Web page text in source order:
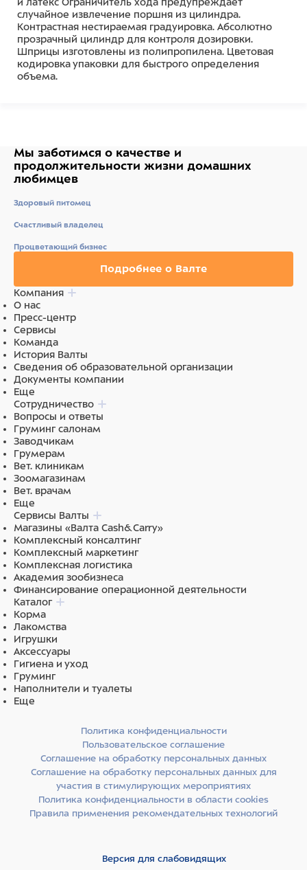
случайное извлечение поршня из цилиндра.
Контрастная нестираемая градуировка. Абсолютно
прозрачный цилиндр для контроля дозировки.
Шприцы изготовлены из полипропилена. Цветовая
кодировка упаковки для быстрого определения
объема.
Мы заботимся о качестве и
продолжительности жизни домашних
любимцев
Здоровый питомец
Счастливый владелец
Процветающий бизнес
Подробнее о Валте
Компания
О нас
Пресс-центр
Сервисы
Команда
История Валты
Сведения об образовательной организации
Документы компании
Еще
Сотрудничество
Вопросы и ответы
Груминг салонам
Заводчикам
Грумерам
Вет. клиникам
Зоомагазинам
Вет. врачам
Еще
Сервисы Валты
Магазины «Валта Cash&Carry»
Комплексный консалтинг
Комплексный маркетинг
Комплексная логистика
Академия зообизнеса
Финансирование операционной деятельности
Каталог
Корма
Лакомства
Игрушки
Аксессуары
Гигиена и уход
Груминг
Наполнители и туалеты
Еще
Политика конфиденциальности
Пользовательское соглашение
Соглашение на обработку персональных данных
Соглашение на обработку персональных данных для
участия в стимулирующих мероприятиях
Политика конфиденциальности в области cookies
Правила применения рекомендательных технологий
Версия для слабовидящих